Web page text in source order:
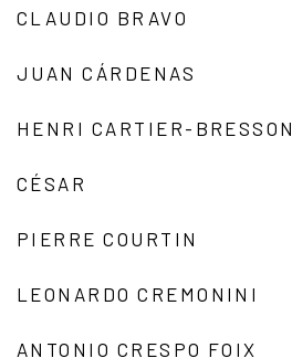
CLAUDIO BRAVO
JUAN CÁRDENAS
HENRI CARTIER-BRESSON
CÉSAR
PIERRE COURTIN
LEONARDO CREMONINI
ANTONIO CRESPO FOIX